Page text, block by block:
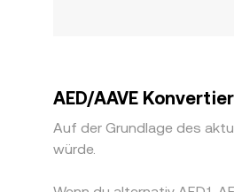
AED/AAVE
Auf der Grundlage des
würde.